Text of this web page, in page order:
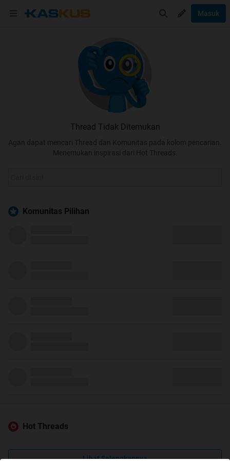
Masuk
Thread Tidak Ditemukan
Agan dapat mencari Thread dan Komunitas pada kolom pencarian.
Menemukan inspirasi dari Hot Threads.
Komunitas Pilihan
Hot Threads
Lihat Selengkapnya